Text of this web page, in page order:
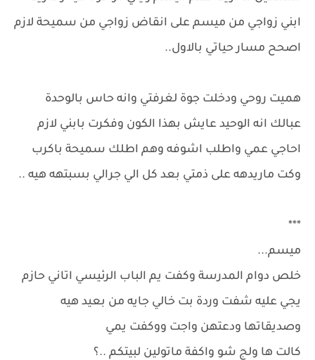
ابني زواجي من ميسم على انقاض زواجي من سميحة لازم
اصحح مسار حياتي بالاول..
هميت روحي ودخلت جوة لغرفتي وانه حاس بالوحدة
عبالك انه الوحيد عايش بهذا الكون وفكرت بابني لازم
احاجي عمي واطلب اشوفه وهم اطلك سميحة باكرب
وكت ماريدهه على ذمتي بعد كل الي جرالي بسبتهه هيه ..
***
ميسم...
خلص دوام المدرسة وكفت يم الباب الرئيسي اتاني حازم
يجي عليه شفت وردة بت خالي جايه من بعيد هيه
وصديقاتها ودعتهن واجت ووكفت يمي
كالت ها ولج شو واكفة ماتولين لبيتكم ..؟